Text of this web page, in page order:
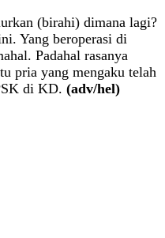
(birahi) dimana lagi?
Yang beroperasi di
Padahal rasanya
pria yang mengaku telah
di KD. (adv/hel)